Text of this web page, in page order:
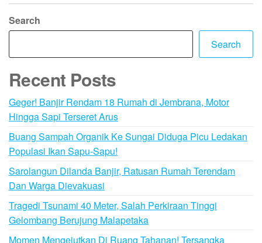
Search
Search
Recent Posts
Geger! Banjir Rendam 18 Rumah di Jembrana, Motor
Hingga Sapi Terseret Arus
Buang Sampah Organik Ke Sungai Diduga Picu Ledakan
Populasi Ikan Sapu-Sapu!
Sarolangun Dilanda Banjir, Ratusan Rumah Terendam
Dan Warga Dievakuasi
Tragedi Tsunami 40 Meter, Salah Perkiraan Tinggi
Gelombang Berujung Malapetaka
Momen Mengejutkan Di Ruang Tahanan! Tersangka